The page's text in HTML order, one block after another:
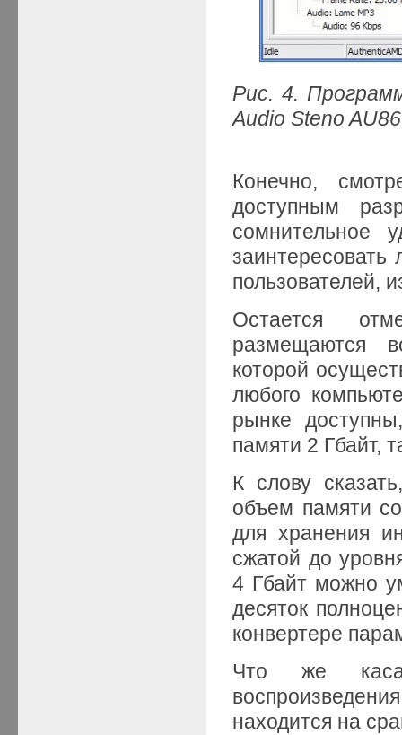
Рис. 4.
AudioSteno
Конечно,
доступным
сомнительное
пользователей,
Остается
размещаются
которой
любого
рынке
памяти 2 Гбайт,
К слову
объем памяти
для хранения
сжатой до
4 Гбайт можно
десяток
конвертере
Что же
находится на